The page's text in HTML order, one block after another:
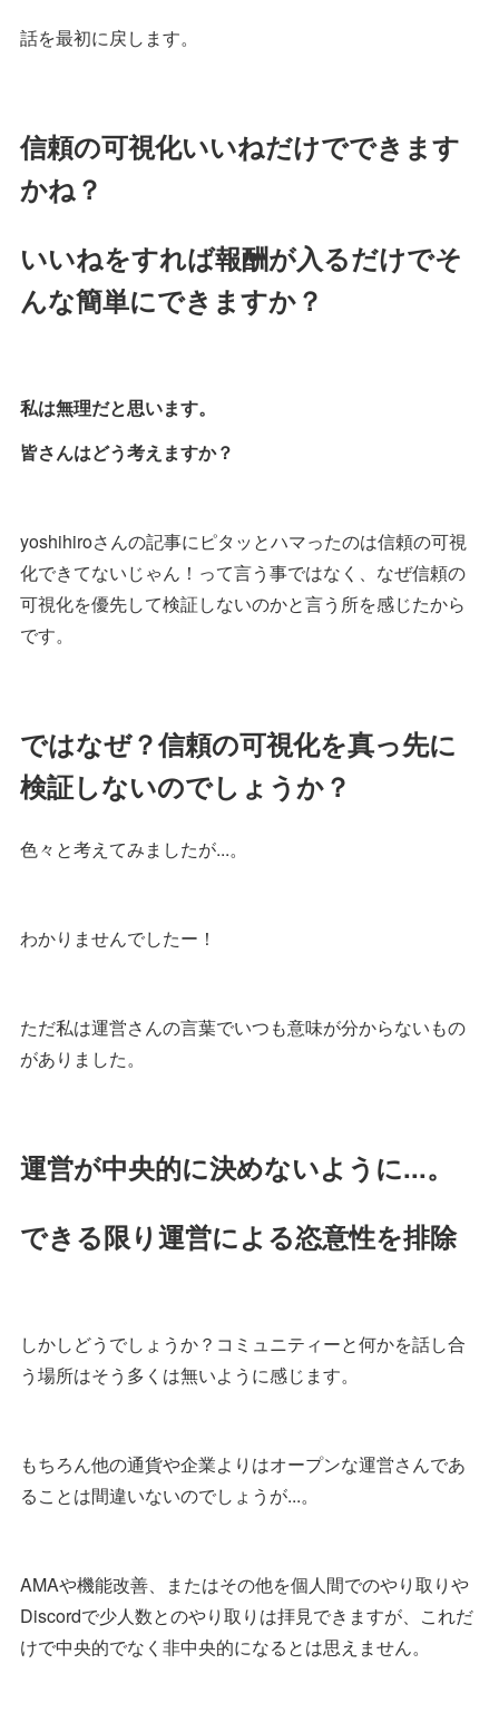
話を最初に戻します。
信頼の可視化いいねだけでできます
かね？
いいねをすれば報酬が入るだけでそ
んな簡単にできますか？
私は無理だと思います。
皆さんはどう考えますか？
yoshihiroさんの記事にピタッとハマったのは信頼の可視
化できてないじゃん！って言う事ではなく、なぜ信頼の
可視化を優先して検証しないのかと言う所を感じたから
です。
ではなぜ？信頼の可視化を真っ先に
検証しないのでしょうか？
色々と考えてみましたが...。
わかりませんでしたー！
ただ私は運営さんの言葉でいつも意味が分からないもの
がありました。
運営が中央的に決めないように...。
できる限り運営による恣意性を排除
しかしどうでしょうか？コミュニティーと何かを話し合
う場所はそう多くは無いように感じます。
もちろん他の通貨や企業よりはオープンな運営さんであ
ることは間違いないのでしょうが...。
AMAや機能改善、またはその他を個人間でのやり取りや
Discordで少人数とのやり取りは拝見できますが、これだ
けで中央的でなく非中央的になるとは思えません。